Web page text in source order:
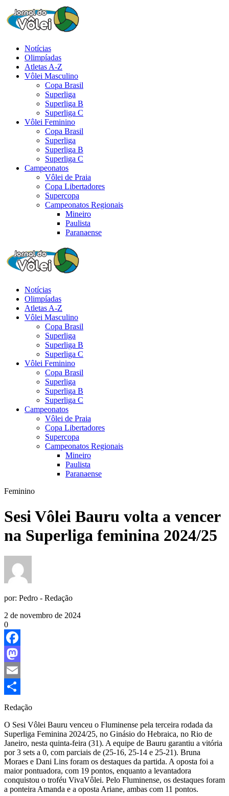
Notícias
Olimpíadas
Atletas A-Z
Vôlei Masculino
Copa Brasil
Superliga
Superliga B
Superliga C
Vôlei Feminino
Copa Brasil
Superliga
Superliga B
Superliga C
Campeonatos
Vôlei de Praia
Copa Libertadores
Supercopa
Campeonatos Regionais
Mineiro
Paulista
Paranaense
Notícias
Olimpíadas
Atletas A-Z
Vôlei Masculino
Copa Brasil
Superliga
Superliga B
Superliga C
Vôlei Feminino
Copa Brasil
Superliga
Superliga B
Superliga C
Campeonatos
Vôlei de Praia
Copa Libertadores
Supercopa
Campeonatos Regionais
Mineiro
Paulista
Paranaense
Feminino
Sesi Vôlei Bauru volta a vencer
na Superliga feminina 2024/25
por: Pedro - Redação
2 de novembro de 2024
0
Facebook
Mastodon
Email
Share
Redação
O Sesi Vôlei Bauru venceu o Fluminense pela terceira rodada da
Superliga Feminina 2024/25, no Ginásio do Hebraica, no Rio de
Janeiro, nesta quinta-feira (31). A equipe de Bauru garantiu a vitória
por 3 sets a 0, com parciais de (25-16, 25-14 e 25-21). Bruna
Moraes e Dani Lins foram os destaques da partida. A oposta foi a
maior pontuadora, com 19 pontos, enquanto a levantadora
conquistou o troféu VivaVôlei. Pelo Fluminense, os destaques foram
a ponteira Amanda e a oposta Ariane, ambas com 11 pontos.